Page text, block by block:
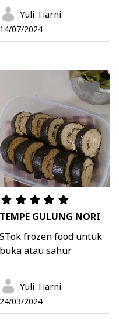
Yuli Tiarni
14/07/2024
TEMPE GULUNG NORI
STok frozen food untuk
buka atau sahur
Yuli Tiarni
24/03/2024